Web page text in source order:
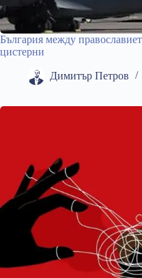
България между
цистерни
Димитър Петров